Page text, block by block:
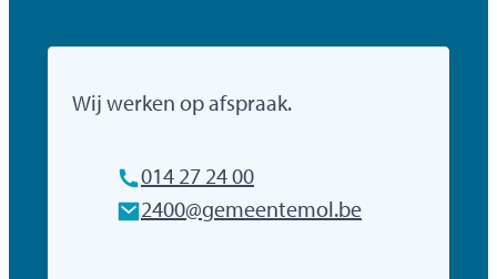
Gemeente Mol
Wij werken op afspraak.
014 27 24 00
E-mailadres
2400@gemeentemol.be